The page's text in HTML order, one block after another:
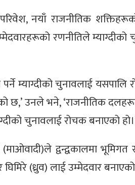
नयाँ राजनीतिक
रणनीतिले म्याग्दीको
म्याग्दीको चुनावलाई
छ,’ उनले भने, ‘राजनीतिक
चुनावलाई रोचक बनाएको
द्वन्द्वकालमा भूमिगत
घिमिरे (ध्रुव) लाई उम्मेदवार